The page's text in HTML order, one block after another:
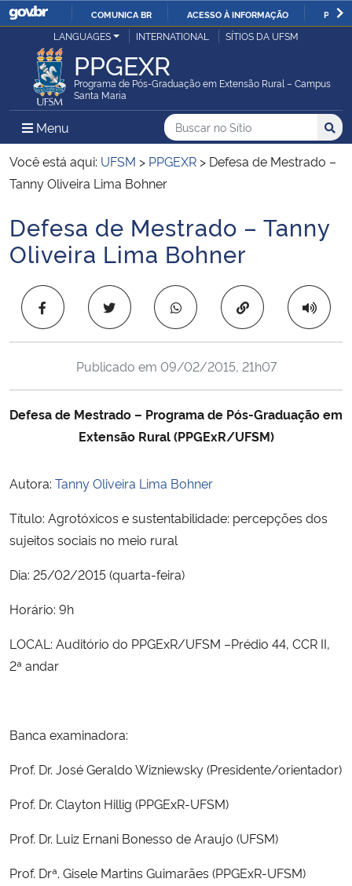
IR
O
COMUNICA BR ACESSO À INFORMAÇÃO
Ministério da Justiça e Segurança Pública
Ministério da Defesa
Ministério das Relações Exteriores
Ministério da Infraestrutura
Ministério da Educação
Ministério da Cidadania
Ministério da Ciência, Tecnologia, Inovações e Comunicações
Ministério do Turismo
Ministério do Desenvolvimento Regional
Secretaria-Geral
LANGUAGES INTERNATIONAL SÍTIOS DA UFSM
PPGEXR
Programa de Pós-Graduação em Extensão Rural – Campus
Santa Maria
Menu Menu Principal do Sítio
Busca
Buscar no no Sítio
Busca:
Você está aqui: UFSM > PPGEXR > Defesa de Mestrado –
Tanny Oliveira Lima Bohner
Início do conteúdo
Defesa de Mestrado – Tanny
Oliveira Lima Bohner
Copiar para área
Publicado em 09/02/2015, 21h07
Defesa de Mestrado – Programa de Pós-Graduação em
Extensão Rural (PPGExR/UFSM)
Autora: Tanny Oliveira Lima Bohner
Título: Agrotóxicos e sustentabilidade: percepções dos
sujeitos sociais no meio rural
Dia: 25/02/2015 (quarta-feira)
Horário: 9h
LOCAL: Auditório do PPGExR/UFSM –Prédio 44, CCR II,
2ª andar
Banca examinadora:
Prof. Dr. José Geraldo Wizniewsky (Presidente/orientador)
Prof. Dr. Clayton Hillig (PPGExR-UFSM)
Prof. Dr. Luiz Ernani Bonesso de Araujo (UFSM)
Prof. Drª. Gisele Martins Guimarães (PPGExR-UFSM)